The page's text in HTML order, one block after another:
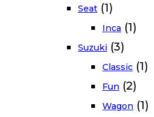
Seat (1)
Inca (1)
Suzuki (3)
Classic (1)
Fun (2)
Wagon (1)